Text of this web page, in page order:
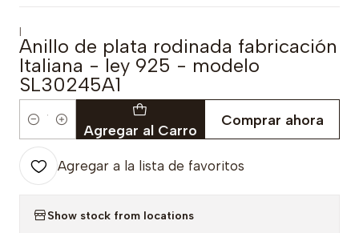
|
Anillo de plata rodinada fabricación
Italiana - ley 925 - modelo
SL30245A1
Cantidad Agregar al Carro
Comprar ahora
Agregar a la lista de favoritos
Show stock from locations